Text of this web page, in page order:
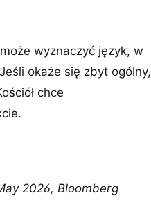
wyznaczyć język, w
okaże się zbyt ogólny,
chce
2026, Bloomberg